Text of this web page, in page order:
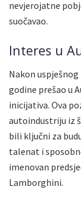
nevjerojatne
suočavao.
Interes u
Nakon
godine prešao u
inicijativa. Ova
autoindustriju iz
bili ključni za
talenat i
imenovan
Lamborghini.